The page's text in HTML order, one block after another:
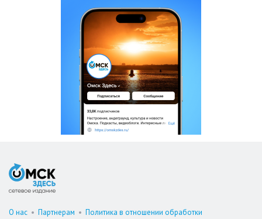
О нас • Партнерам • Политика в отношении обработки